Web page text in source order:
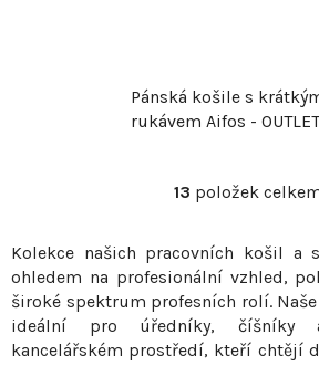
Pánská košile s
rukávem Aifos -
O
l
á
d
a
13 položek
Kolekce našich pracovních košil a
ohledem na profesionální vzhled,
široké spektrum profesních rolí.
ideální pro úředníky, číšníky
kancelářském prostředí, kteří chtějí